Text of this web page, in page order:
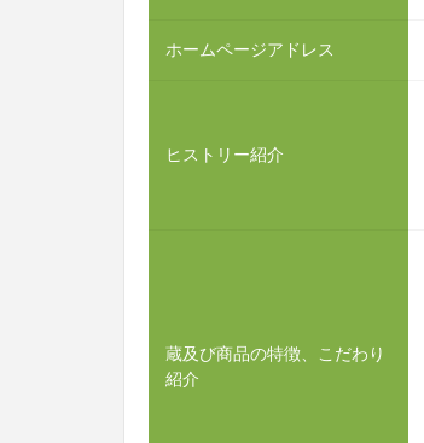
ホームページアドレス
ヒストリー紹介
蔵及び商品の特徴、こだわり
紹介